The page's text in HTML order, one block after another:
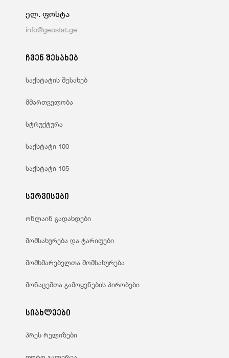
ელ. ფოსტა
info@geostat.ge
ჩვენ შესახებ
საქსტატის შესახებ
მმართველობა
სტრუქტურა
საქსტატი 100
საქსტატი 105
სერვისები
ონლაინ გადახდები
მომსახურება და ტარიფები
მომხმარებელთა მომსახურება
მონაცემთა გამოყენების პირობები
სიახლეები
პრეს რელიზები